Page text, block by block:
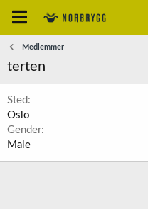
Medlemmer
terten
Sted
Oslo
Gender
Male